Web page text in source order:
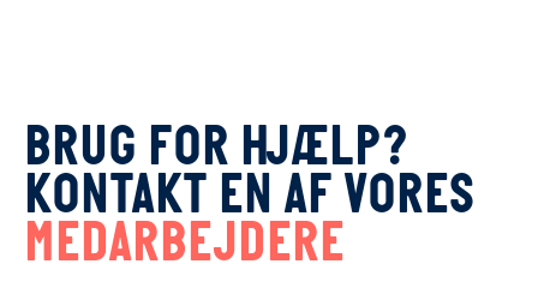
BRUG FOR HJÆLP?
KONTAKT EN AF VORES
MEDARBEJDERE